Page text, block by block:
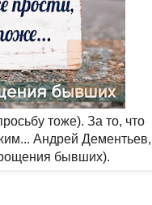
тоже). За то, что
Андрей Дементьев,
бывших).